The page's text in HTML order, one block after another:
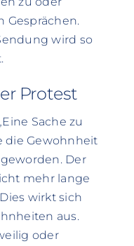
Gesprächen.
wird so
Protest
Sache zu
die Gewohnheit
Der
mehr lange
wirkt sich
aus.
oder